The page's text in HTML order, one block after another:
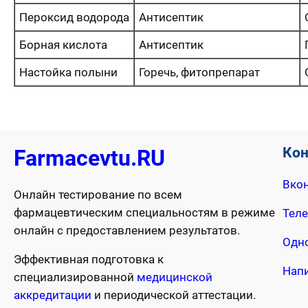
Пероксид водорода Антисептик
Борная кислота
Антисептик
Настойка полыни
Горечь, фитопрепарат
Farmacevtu.RU
Онлайн тестирование по всем
фармацевтическим специальностям в режиме
онлайн с предоставлением результатов.
Эффективная подготовка к
специализированной медицинской
аккредитации и периодической аттестации.